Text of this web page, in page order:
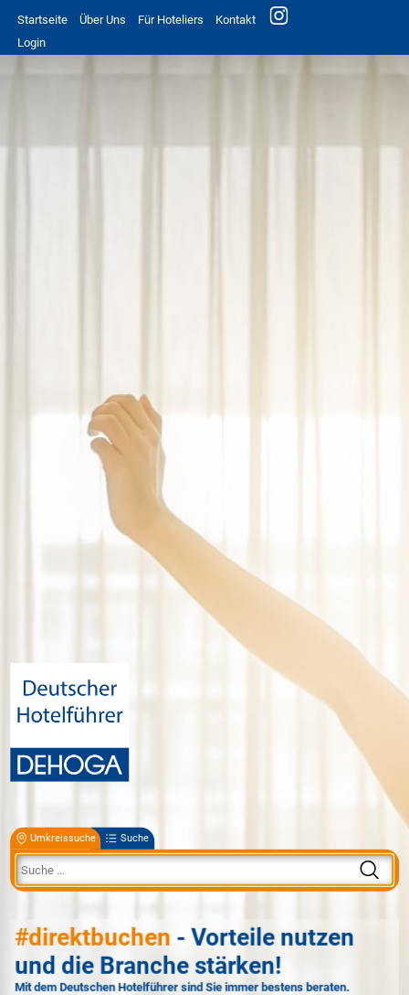
Startseite Über Uns Für Hoteliers
Kontakt
Login
Umkreissuche Suche
#direktbuchen - Vorteile nutzen
und die Branche stärken!
Mit dem Deutschen Hotelführer sind Sie immer bestens beraten.